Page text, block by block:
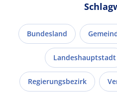
Bundesland
Landeshauptstadt
Regierungsbezirk